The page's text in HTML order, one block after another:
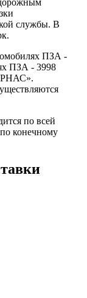
службы. В
ПЗА -
ПЗА - 3998
по всей
конечному